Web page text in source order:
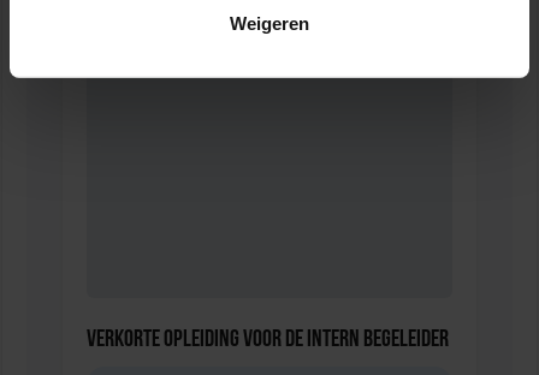
Weigeren
Verkorte opleiding voor de Intern Begeleider